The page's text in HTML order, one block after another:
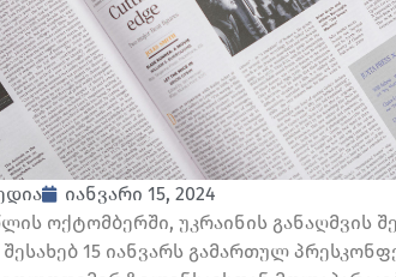
იანვარი 15, 2024
ოქტომბერში, უკრაინის განაღმვის
შესახებ 15 იანვარს გამართულ